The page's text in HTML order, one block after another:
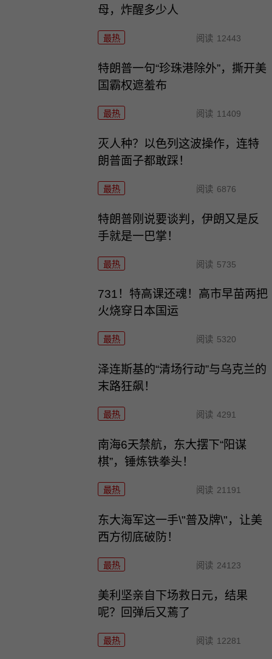
母，炸醒多少人
最热 阅读 12443
特朗普一句“珍珠港除外”，撕开美
国霸权遮羞布
最热 阅读 11409
灭人种？以色列这波操作，连特
朗普面子都敢踩！
最热 阅读 6876
特朗普刚说要谈判，伊朗又是反
手就是一巴掌！
最热 阅读 5735
731！特高课还魂！高市早苗两把
火烧穿日本国运
最热 阅读 5320
泽连斯基的“清场行动”与乌克兰的
末路狂飙！
最热 阅读 4291
南海6天禁航，东大摆下“阳谋
棋”，锤炼铁拳头！
最热 阅读 21191
东大海军这一手\"普及牌\"，让美
西方彻底破防！
最热 阅读 24123
美利坚亲自下场救日元，结果
呢？回弹后又蔫了
最热 阅读 12281